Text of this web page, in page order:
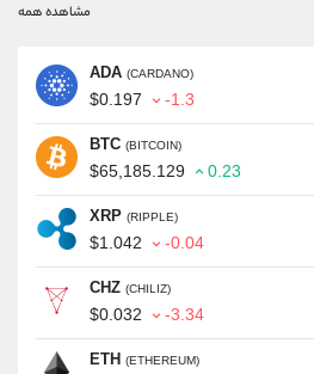
مشاهده همه
ADA (CARDANO)
$0.197 -1.3
BTC (BITCOIN)
$65,185.129 0.23
XRP (RIPPLE)
$1.042 -0.04
CHZ (CHILIZ)
$0.032 -3.34
ETH (ETHEREUM)